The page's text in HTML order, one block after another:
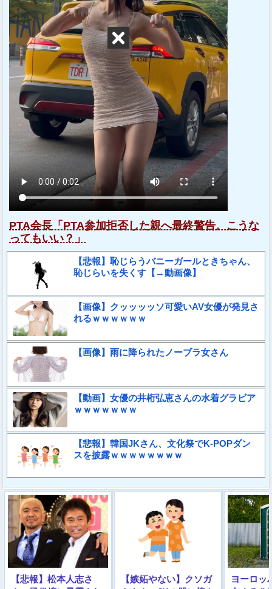
PTA会長「PTA参加拒否した親へ最終警告。こうな
ってもいい？」
【悲報】恥じらうバニーガールときちゃん、
恥じらいを失くす【→動画像】
【画像】クッッッッソ可愛いAV女優が発見さ
れるｗｗｗｗｗｗ
【画像】雨に降られたノーブラ女さん
【動画】女優の井桁弘恵さんの水着グラビア
ｗｗｗｗｗｗｗ
【悲報】韓国JKさん、文化祭でK-POPダン
スを披露ｗｗｗｗｗｗｗｗ
【悲報】松本人志さ
【嫉妬やない】クソガ
ヨーロッ